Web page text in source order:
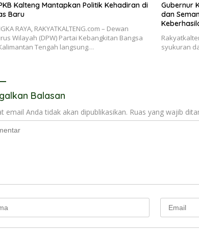
Kalteng Mantapkan Politik Kehadiran di
Baru
RAYA, RAKYATKALTENG.com – Dewan
Wilayah (DPW) Partai Kebangkitan Bangsa
Tengah langsung…
Gubernur
dan
syukuran
Balasan
email Anda tidak akan dipublikasikan. Ruas yang wajib